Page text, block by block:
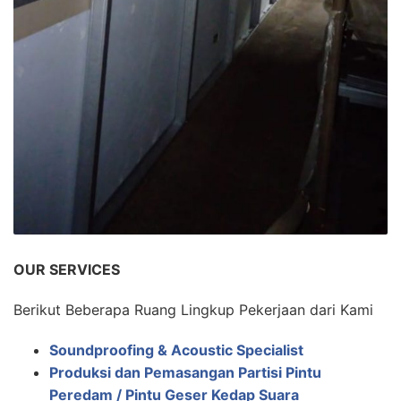
OUR SERVICES
Berikut Beberapa Ruang Lingkup Pekerjaan dari Kami
Soundproofing & Acoustic Specialist
Produksi dan Pemasangan Partisi Pintu
Peredam / Pintu Geser Kedap Suara